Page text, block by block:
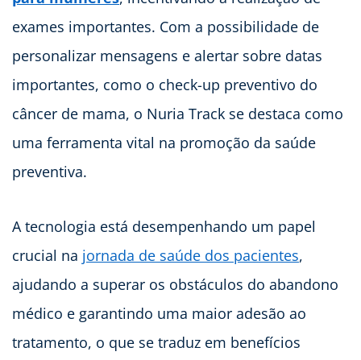
exames importantes. Com a possibilidade de
personalizar mensagens e alertar sobre datas
importantes, como o check-up preventivo do
câncer de mama, o Nuria Track se destaca como
uma ferramenta vital na promoção da saúde
preventiva.
A tecnologia está desempenhando um papel
crucial na jornada de saúde dos pacientes,
ajudando a superar os obstáculos do abandono
médico e garantindo uma maior adesão ao
tratamento, o que se traduz em benefícios